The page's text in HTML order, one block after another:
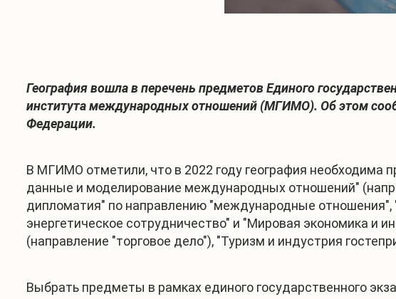
География вошла в перечень предметов Единого
института международных отношений (МГИМО). Об этом
Федерации.
В МГИМО отметили, что в 2022 году география необходима
данные и моделирование международных отношений"
дипломатия" по направлению "международные
энергетическое сотрудничество" и "Мировая экономика и
(направление "торговое дело"), "Туризм и индустрия
Выбрать предметы в рамках единого государственного